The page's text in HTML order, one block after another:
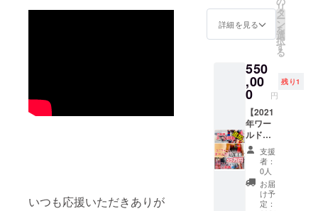
いつも応援いただきありが
式会社 ア
ドバイ
ザー
育学院グ
ループ 教
育アドバイ
ザー ●サイク
ルショップ
beeline 契
約選手
大学4年時
レーニ
ングを
行いま
ム掲載
】 【必
須】掲
考欄に
記入く
ださ
い。
あなた
のお名
前・企
業様名
をユニ
フォー
ムに
ネーム
掲載さ
詳細を見る
リ
タ
ー
ン
を
選
択
す
る
550
,00
0 円
残り1
【2021
年ワー
ルド
チャン
ピオン
シップ
（世界
一決定
戦）自
支援
者：
0人
お届
け予
定：